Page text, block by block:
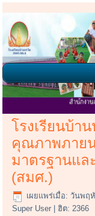
ข่าวประชาสั
โรงเรียนบ้า
คุณภาพภาย
มาตรฐานแล
(สมศ.)
เผยแพร่เมื่อ: วันพฤ
Super User | ฮิต: 2366